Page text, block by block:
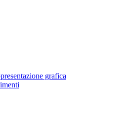
grafica